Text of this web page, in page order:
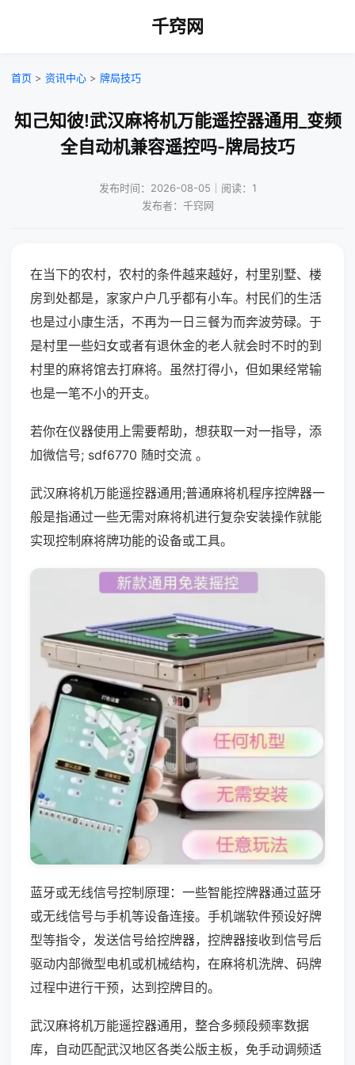
千窍网
首页 > 资讯中心 > 牌局技巧
知己知彼!武汉麻将机万能遥控器通用_变频
全自动机兼容遥控吗-牌局技巧
发布时间：2026-08-05｜阅读：1
发布者：千窍网
在当下的农村，农村的条件越来越好，村里别墅、楼
房到处都是，家家户户几乎都有小车。村民们的生活
也是过小康生活，不再为一日三餐为而奔波劳碌。于
是村里一些妇女或者有退休金的老人就会时不时的到
村里的麻将馆去打麻将。虽然打得小，但如果经常输
也是一笔不小的开支。
若你在仪器使用上需要帮助，想获取一对一指导，添
加微信号; sdf6770 随时交流 。
武汉麻将机万能遥控器通用;普通麻将机程序控牌器一
般是指通过一些无需对麻将机进行复杂安装操作就能
实现控制麻将牌功能的设备或工具。
蓝牙或无线信号控制原理：一些智能控牌器通过蓝牙
或无线信号与手机等设备连接。手机端软件预设好牌
型等指令，发送信号给控牌器，控牌器接收到信号后
驱动内部微型电机或机械结构，在麻将机洗牌、码牌
过程中进行干预，达到控牌目的。
武汉麻将机万能遥控器通用，整合多频段频率数据
库，自动匹配武汉地区各类公版主板，免手动调频适